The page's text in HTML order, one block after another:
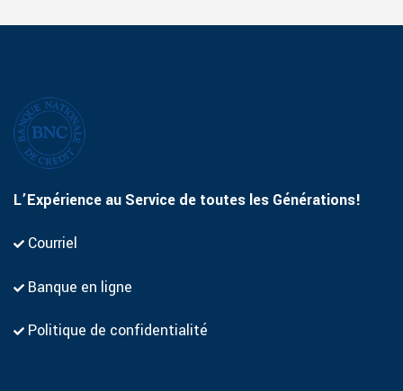
L’Expérience au Service de toutes les Générations!
Courriel
Banque en ligne
Politique de confidentialité